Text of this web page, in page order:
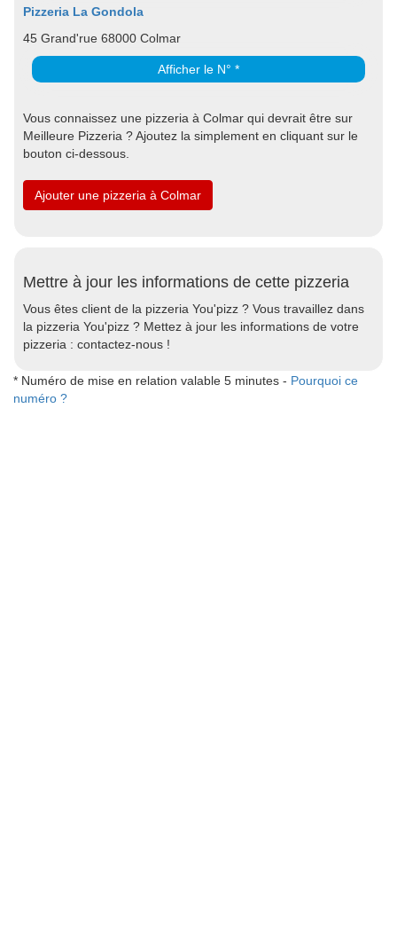
Pizzeria La Gondola
45 Grand'rue 68000 Colmar
Afficher le N° *
Vous connaissez une pizzeria à Colmar qui devrait être sur
Meilleure Pizzeria ? Ajoutez la simplement en cliquant sur le
bouton ci-dessous.
Ajouter une pizzeria à Colmar
Mettre à jour les informations de cette pizzeria
Vous êtes client de la pizzeria You'pizz ? Vous travaillez dans
la pizzeria You'pizz ? Mettez à jour les informations de votre
pizzeria : contactez-nous !
* Numéro de mise en relation valable 5 minutes - Pourquoi ce
numéro ?